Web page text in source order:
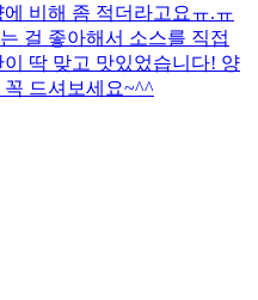
비해 좀 적더라고요ㅠ.ㅠ
걸 좋아해서 소스를 직접
딱 맞고 맛있었습니다! 양
드셔보세요~^^